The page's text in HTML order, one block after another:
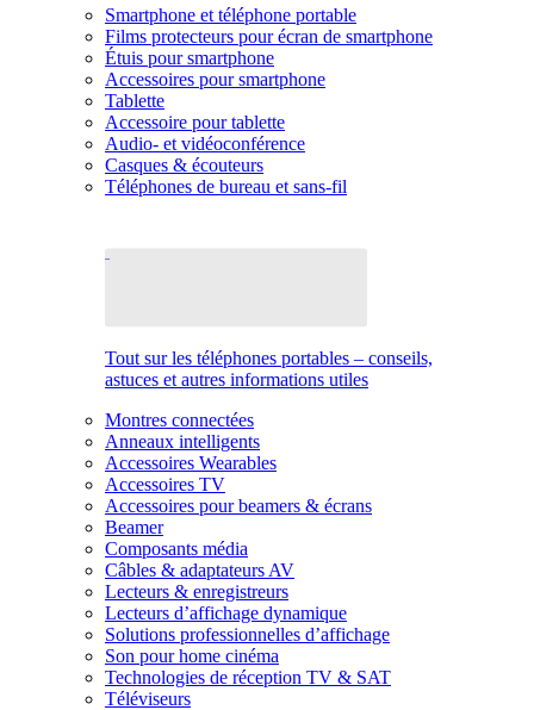
Smartphone et téléphone portable
Films protecteurs pour écran de smartphone
Étuis pour smartphone
Accessoires pour smartphone
Tablette
Accessoire pour tablette
Audio- et vidéoconférence
Casques & écouteurs
Téléphones de bureau et sans-fil
Tout sur les téléphones portables – conseils,
astuces et autres informations utiles
Montres connectées
Anneaux intelligents
Accessoires Wearables
Accessoires TV
Accessoires pour beamers & écrans
Beamer
Composants média
Câbles & adaptateurs AV
Lecteurs & enregistreurs
Lecteurs d’affichage dynamique
Solutions professionnelles d’affichage
Son pour home cinéma
Technologies de réception TV & SAT
Téléviseurs